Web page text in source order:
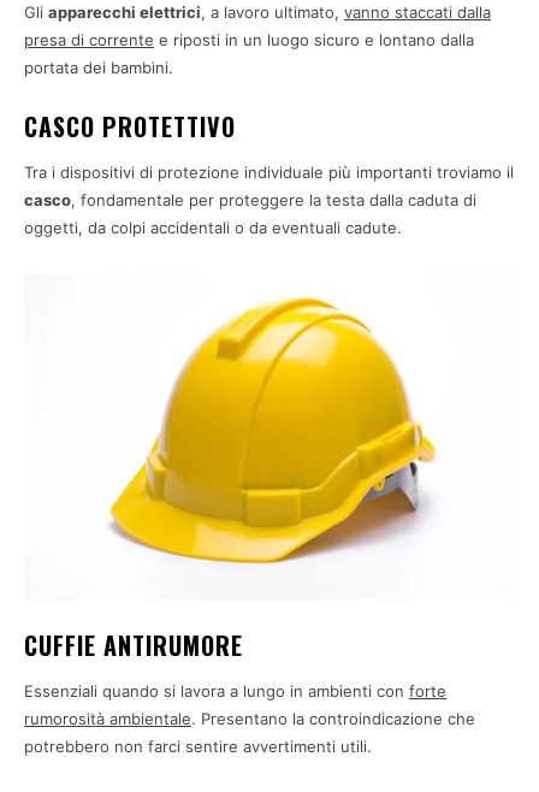
Gli apparecchi elettrici, a lavoro ultimato, vanno staccati dalla
presa di corrente e riposti in un luogo sicuro e lontano dalla
portata dei bambini.
CASCO PROTETTIVO
Tra i dispositivi di protezione individuale più importanti troviamo il
casco, fondamentale per proteggere la testa dalla caduta di
oggetti, da colpi accidentali o da eventuali cadute.
CUFFIE ANTIRUMORE
Essenziali quando si lavora a lungo in ambienti con forte
rumorosità ambientale. Presentano la controindicazione che
potrebbero non farci sentire avvertimenti utili.